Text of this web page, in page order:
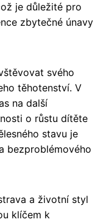
je důležité pro
zbytečné únavy
svého
těhotenství. V
na další
o růstu dítěte
stavu je
bezproblémového
a životní styl
klíčem k